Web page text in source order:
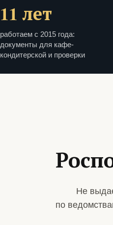
11 лет
работаем с 2015 года:
документы для кафе-
кондитерской и проверки
Не
по